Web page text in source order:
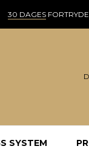
30 DAGES
SYSTEM